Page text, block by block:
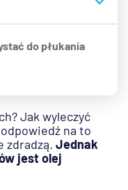
do płukania
Jak wyleczyć
na to
zdradzą. Jednak
jest olej